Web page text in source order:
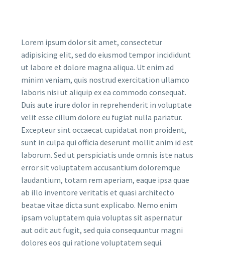
Lorem ipsum dolor sit amet, consectetur
adipisicing elit, sed do eiusmod tempor incididunt
ut labore et dolore magna aliqua. Ut enim ad
minim veniam, quis nostrud exercitation ullamco
laboris nisi ut aliquip ex ea commodo consequat.
Duis aute irure dolor in reprehenderit in voluptate
velit esse cillum dolore eu fugiat nulla pariatur.
Excepteur sint occaecat cupidatat non proident,
sunt in culpa qui officia deserunt mollit anim id est
laborum. Sed ut perspiciatis unde omnis iste natus
error sit voluptatem accusantium doloremque
laudantium, totam rem aperiam, eaque ipsa quae
ab illo inventore veritatis et quasi architecto
beatae vitae dicta sunt explicabo. Nemo enim
ipsam voluptatem quia voluptas sit aspernatur
aut odit aut fugit, sed quia consequuntur magni
dolores eos qui ratione voluptatem sequi.